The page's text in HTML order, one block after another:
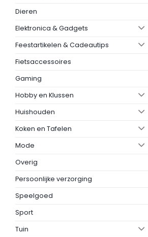
Dieren
Elektronica & Gadgets
Feestartikelen & Cadeautips
Fietsaccessoires
Gaming
Hobby en Klussen
Huishouden
Koken en Tafelen
Mode
Overig
Persoonlijke verzorging
Speelgoed
Sport
Tuin